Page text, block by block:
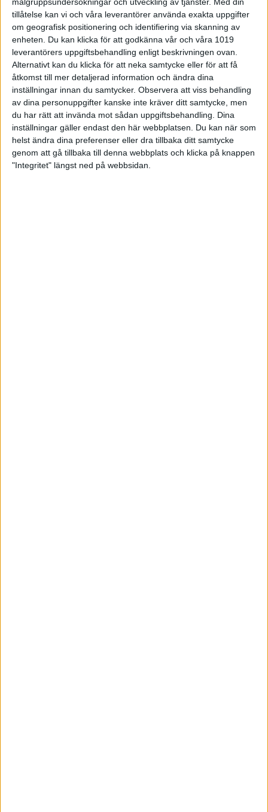
tillåtelse kan vi och våra leverantörer använda exakta uppgifter
om geografisk positionering och identifiering via skanning av
enheten. Du kan klicka för att godkänna vår och våra 1019
leverantörers uppgiftsbehandling enligt beskrivningen ovan.
Alternativt kan du klicka för att neka samtycke eller för att få
åtkomst till mer detaljerad information och ändra dina
inställningar innan du samtycker. Observera att viss behandling
av dina personuppgifter kanske inte kräver ditt samtycke, men
du har rätt att invända mot sådan uppgiftsbehandling. Dina
inställningar gäller endast den här webbplatsen. Du kan när som
helst ändra dina preferenser eller dra tillbaka ditt samtycke
genom att gå tillbaka till denna webbplats och klicka på knappen
"Integritet" längst ned på webbsidan.
Mästarna på besök i VSK:s
historiska hemmapremiär
20 september 2024 13:00